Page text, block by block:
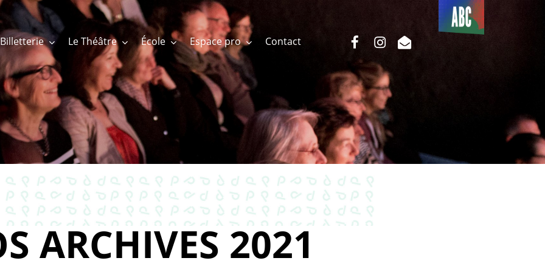
Billetterie Le Théâtre École Espace pro Contact
Du côté
de l’ABC
facebookinstagram
email
ARCHIVES 2021